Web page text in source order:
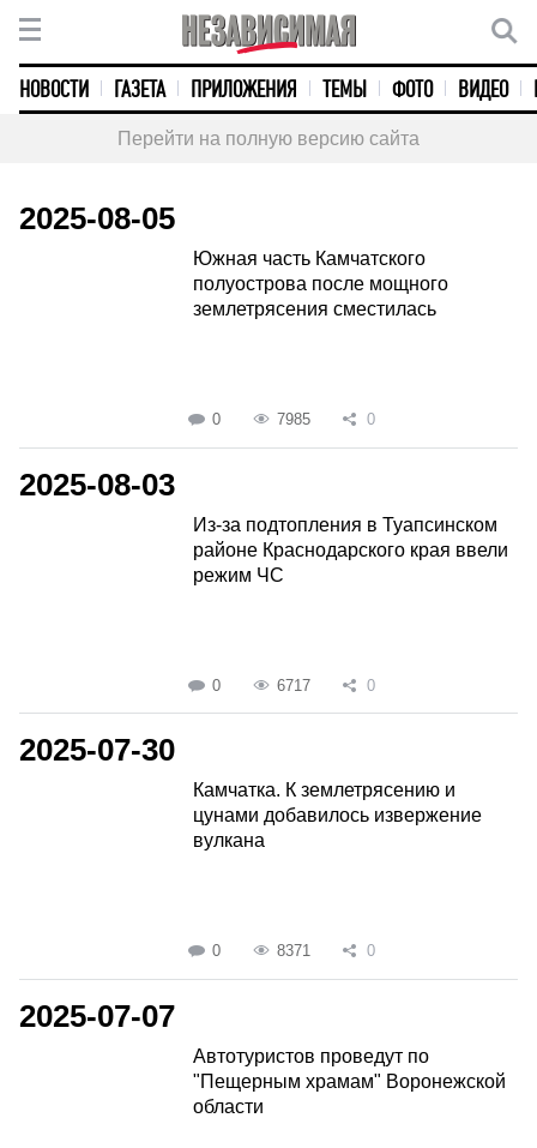
НОВОСТИ ГАЗЕТА ПРИЛОЖЕНИЯ ТЕМЫ ФОТО ВИДЕО
Перейти на полную версию сайта
2025-08-05
Южная часть Камчатского
полуострова после мощного
землетрясения сместилась
0 7985 0
2025-08-03
Из-за подтопления в Туапсинском
районе Краснодарского края ввели
режим ЧС
0 6717 0
2025-07-30
Камчатка. К землетрясению и
цунами добавилось извержение
вулкана
0 8371 0
2025-07-07
Автотуристов проведут по
"Пещерным храмам" Воронежской
области